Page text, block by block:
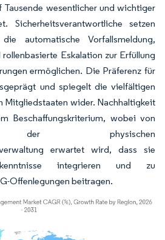
Tausende wesentlicher und wichtiger
Sicherheitsverantwortliche setzen
automatische Vorfallsmeldung,
Eskalation zur Erfüllung
ermöglichen. Die Präferenz für
und spiegelt die vielfältigen
Mitgliedstaaten wider. Nachhaltigkeit
Beschaffungskriterium, wobei von
der physischen
erwartet wird, dass sie
Erkenntnisse integrieren und zu
Offenlegungen beitragen.